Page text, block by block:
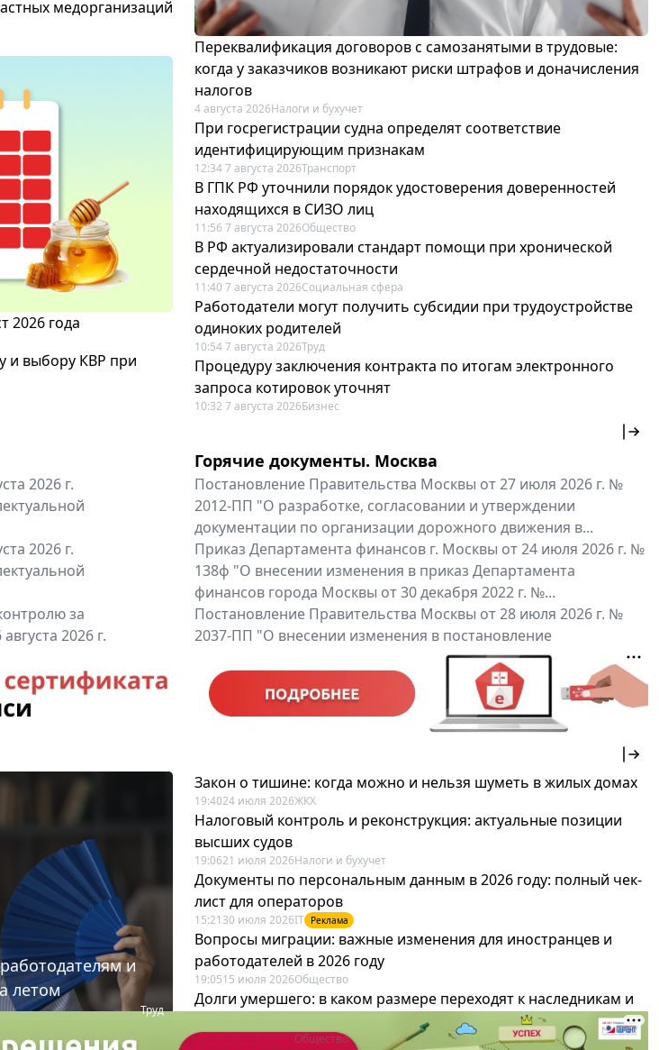
медорганизаций
2026 года
и выбору КВР при
Переквалификация договоров с самозанятыми в трудовые:
когда у заказчиков возникают риски штрафов и доначисления
налогов
4 августа 2026Налоги и бухучет
При госрегистрации судна определят соответствие
идентифицирующим признакам
12:34 7 августа 2026Транспорт
В ГПК РФ уточнили порядок удостоверения доверенностей
находящихся в СИЗО лиц
11:56 7 августа 2026Общество
В РФ актуализировали стандарт помощи при хронической
сердечной недостаточности
11:40 7 августа 2026Социальная сфера
Работодатели могут получить субсидии при трудоустройстве
одиноких родителей
10:54 7 августа 2026Труд
Процедуру заключения контракта по итогам электронного
запроса котировок уточнят
10:32 7 августа 2026Бизнес
2026 г.
2026 г.
за
2026 г.
алкогольной...
Горячие документы. Москва
Постановление Правительства Москвы от 27 июля 2026 г. №
2012-ПП "О разработке, согласовании и утверждении
документации по организации дорожного движения в...
Приказ Департамента финансов г. Москвы от 24 июля 2026 г. №
138ф "О внесении изменения в приказ Департамента
финансов города Москвы от 30 декабря 2022 г. №...
Постановление Правительства Москвы от 28 июля 2026 г. №
2037-ПП "О внесении изменения в постановление
Правительства Москвы от 26 июля 2011 г. № 334-ПП"
Все региональные документы Мой регион ...
и
летом
Труд
Закон о тишине: когда можно и нельзя шуметь в жилых домах
19:4024 июля 2026ЖКХ
Налоговый контроль и реконструкция: актуальные позиции
высших судов
19:0621 июля 2026Налоги и бухучет
Документы по персональным данным в 2026 году: полный чек-
лист для операторов
15:21 30 июля 2026IT Реклама
Вопросы миграции: важные изменения для иностранцев и
работодателей в 2026 году
19:0515 июля 2026Общество
Долги умершего: в каком размере переходят к наследникам и
19:43 Общество